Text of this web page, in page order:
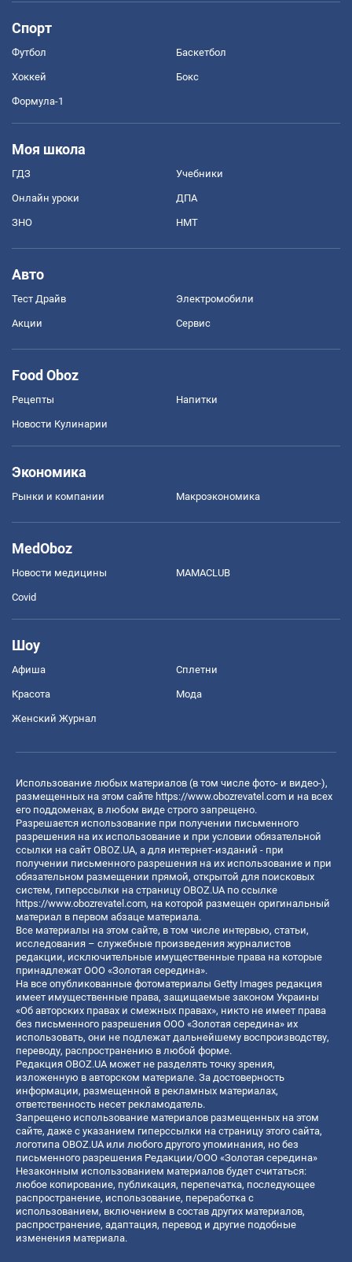
Спорт
Футбол Баскетбол
Хоккей Бокс
Формула-1
Моя школа
ГДЗ Учебники
Онлайн уроки ДПА
ЗНО НМТ
Авто
Тест Драйв Электромобили
Акции Сервис
Food Oboz
Рецепты Напитки
Новости Кулинарии
Экономика
Рынки и компании Mакроэкономика
MedOboz
Новости медицины MAMACLUB
Covid
Шоу
Афиша Сплетни
Красота Мода
Женский Журнал
Использование любых материалов (в том числе фото- и видео-),
размещенных на этом сайте https://www.obozrevatel.com и на всех
его поддоменах, в любом виде строго запрещено.
Разрешается использование при получении письменного
разрешения на их использование и при условии обязательной
ссылки на сайт OBOZ.UA, а для интернет-изданий - при
получении письменного разрешения на их использование и при
обязательном размещении прямой, открытой для поисковых
систем, гиперссылки на страницу OBOZ.UA по ссылке
https://www.obozrevatel.com, на которой размещен оригинальный
материал в первом абзаце материала.
Все материалы на этом сайте, в том числе интервью, статьи,
исследования – служебные произведения журналистов
редакции, исключительные имущественные права на которые
принадлежат ООО «Золотая середина».
На все опубликованные фотоматериалы Getty Images редакция
имеет имущественные права, защищаемые законом Украины
«Об авторских правах и смежных правах», никто не имеет права
без письменного разрешения ООО «Золотая середина» их
использовать, они не подлежат дальнейшему воспроизводству,
переводу, распространению в любой форме.
Редакция OBOZ.UA может не разделять точку зрения,
изложенную в авторском материале. За достоверность
информации, размещенной в рекламных материалах,
ответственность несет рекламодатель.
Запрещено использование материалов размещенных на этом
сайте, даже с указанием гиперссылки на страницу этого сайта,
логотипа OBOZ.UA или любого другого упоминания, но без
письменного разрешения Редакции/ООО «Золотая середина»
Незаконным использованием материалов будет считаться:
любое копирование, публикация, перепечатка, последующее
распространение, использование, переработка с
использованием, включением в состав других материалов,
распространение, адаптация, перевод и другие подобные
изменения материала.